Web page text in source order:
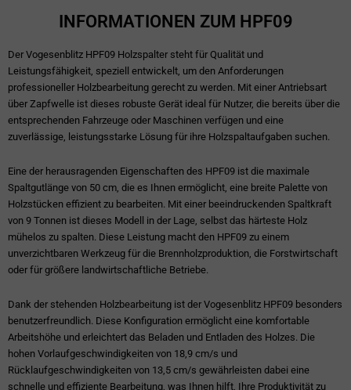
INFORMATIONEN ZUM HPF09
Der Vogesenblitz HPF09 Holzspalter steht für Qualität und
Leistungsfähigkeit, speziell entwickelt, um den Anforderungen
professioneller Holzbearbeitung gerecht zu werden. Mit einer Antriebsart
über Zapfwelle ist dieses robuste Gerät ideal für Nutzer, die bereits über die
entsprechenden Fahrzeuge oder Maschinen verfügen und eine
zuverlässige, leistungsstarke Lösung für ihre Holzspaltaufgaben suchen.
Eine der herausragenden Eigenschaften des HPF09 ist die maximale
Spaltgutlänge von 50 cm, die es Ihnen ermöglicht, eine breite Palette von
Holzstücken effizient zu bearbeiten. Mit einer beeindruckenden Spaltkraft
von 9 Tonnen ist dieses Modell in der Lage, selbst das härteste Holz
mühelos zu spalten. Diese Leistung macht den HPF09 zu einem
unverzichtbaren Werkzeug für die Brennholzproduktion, die Forstwirtschaft
oder für größere landwirtschaftliche Betriebe.
Dank der stehenden Holzbearbeitung ist der Vogesenblitz HPF09 besonders
benutzerfreundlich. Diese Konfiguration ermöglicht eine komfortable
Arbeitshöhe und erleichtert das Beladen und Entladen des Holzes. Die
hohen Vorlaufgeschwindigkeiten von 18,9 cm/s und
Rücklaufgeschwindigkeiten von 13,5 cm/s gewährleisten dabei eine
schnelle und effiziente Bearbeitung, was Ihnen hilft, Ihre Produktivität zu